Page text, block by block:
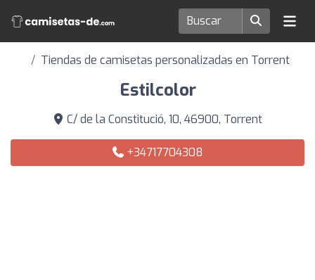
Tiendas de camisetas personalizadas en Torrent
Estilcolor
C/ de la Constitució, 10, 46900, Torrent
+34717704308